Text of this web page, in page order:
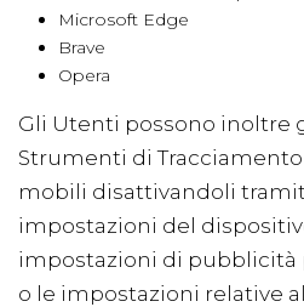
Microsoft Edge
Brave
Opera
Gli Utenti possono inoltre
Strumenti di
mobili disattivandoli
impostazioni del
impostazioni di pubblicità
o le impostazioni relative